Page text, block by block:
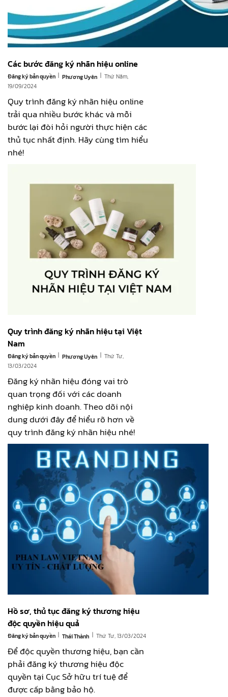
Các bước đăng ký nhãn hiệu online
Đăng ký bản quyền | Phương Uyên | Thứ Năm,
19/09/2024
Quy trình đăng ký nhãn hiệu online
trải qua nhiều bước khác và mỗi
bước lại đòi hỏi người thực hiện các
thủ tục nhất định. Hãy cùng tìm hiểu
nhé!
Quy trình đăng ký nhãn hiệu tại Việt
Nam
Đăng ký bản quyền | Phương Uyên | Thứ Tư,
13/03/2024
Đăng ký nhãn hiệu đóng vai trò
quan trọng đối với các doanh
nghiệp kinh doanh. Theo dõi nội
dung dưới đây để hiểu rõ hơn về
quy trình đăng ký nhãn hiệu nhé!
Hồ sơ, thủ tục đăng ký thương hiệu
độc quyền hiệu quả
Đăng ký bản quyền | Thái Thành | Thứ Tư, 13/03/2024
Để độc quyền thương hiệu, bạn cần
phải đăng ký thương hiệu độc
quyền tại Cục Sở hữu trí tuệ để
được cấp bằng bảo hộ.